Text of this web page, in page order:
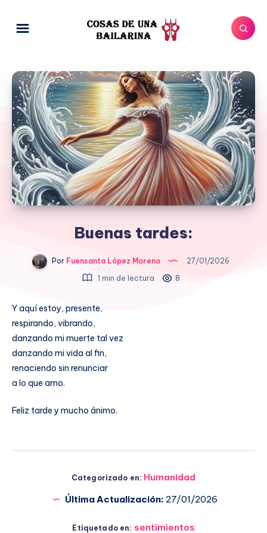
Buenas tardes:
PorFuensanta López Moreno
27/01/2026
1 min de lectura
8
Y aquí estoy, presente,
respirando, vibrando,
danzando mi muerte tal vez
danzando mi vida al fin,
renaciendo sin renunciar
a lo que amo.
Feliz tarde y mucho ánimo.
Categorizado en: Humanidad
Última Actualización: 27/01/2026
Etiquetado en: sentimientos